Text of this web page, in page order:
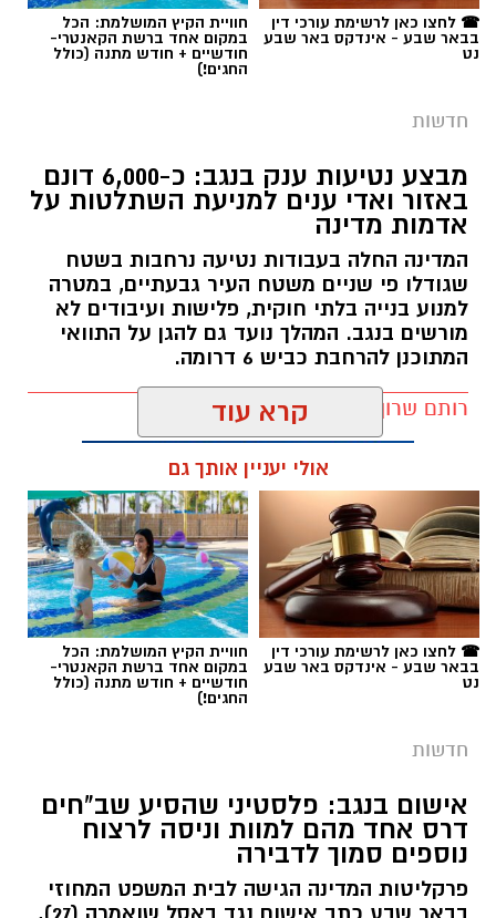
☎ לחצו כאן לרשימת עורכי דין
בבאר שבע - אינדקס באר שבע
נט
חוויית הקיץ המושלמת: הכל
במקום אחד ברשת הקאנטרי-
חודשיים + חודש מתנה (כולל
החגים!)
חדשות
מבצע נטיעות ענק בנגב: כ-6,000 דונם
באזור ואדי ענים למניעת השתלטות על
אדמות מדינה
המדינה החלה בעבודות נטיעה נרחבות בשטח
שגודלו פי שניים משטח העיר גבעתיים, במטרה
למנוע בנייה בלתי חוקית, פלישות ועיבודים לא
מורשים בנגב. המהלך נועד גם להגן על התוואי
המתוכנן להרחבת כביש 6 דרומה.
רותם שרון / 11:32 08.08.26
תגים:רמ''י
קרא עוד
אולי יעניין אותך גם
☎ לחצו כאן לרשימת עורכי דין
בבאר שבע - אינדקס באר שבע
נט
חוויית הקיץ המושלמת: הכל
במקום אחד ברשת הקאנטרי-
חודשיים + חודש מתנה (כולל
החגים!)
חדשות
אישום בנגב: פלסטיני שהסיע שב"חים
דרס אחד מהם למוות וניסה לרצוח
נוספים סמוך לדבירה
פרקליטות המדינה הגישה לבית המשפט המחוזי